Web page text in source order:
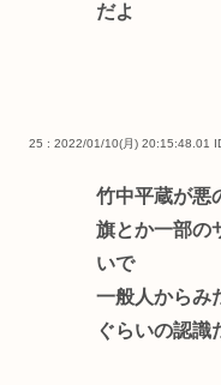
だよ
25 : 2022/01/10(月) 20:15:48.01
竹中平蔵が悪
旗とか一部の
いで
一般人からみ
ぐらいの認識